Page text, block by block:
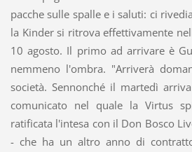
pacche sulle spalle e i saluti: ci
la Kinder si ritrova effettivamente
10 agosto. Il primo ad arrivare è
nemmeno l'ombra. "Arriverà
società. Sennonché il martedì
comunicato nel quale la Virtus
ratificata l'intesa con il Don Bosco
- che ha un altro anno di